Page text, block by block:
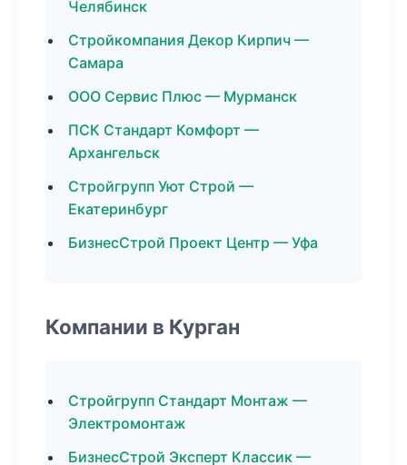
Челябинск
Стройкомпания Декор Кирпич —
Самара
ООО Сервис Плюс — Мурманск
ПСК Стандарт Комфорт —
Архангельск
Стройгрупп Уют Строй —
Екатеринбург
БизнесСтрой Проект Центр — Уфа
Компании в Курган
Стройгрупп Стандарт Монтаж —
Электромонтаж
БизнесСтрой Эксперт Классик —